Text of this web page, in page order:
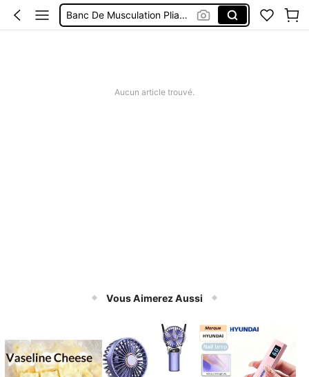
Banc De Musculation Pliable
Aucun article trouvé.
Vous Aimerez Aussi